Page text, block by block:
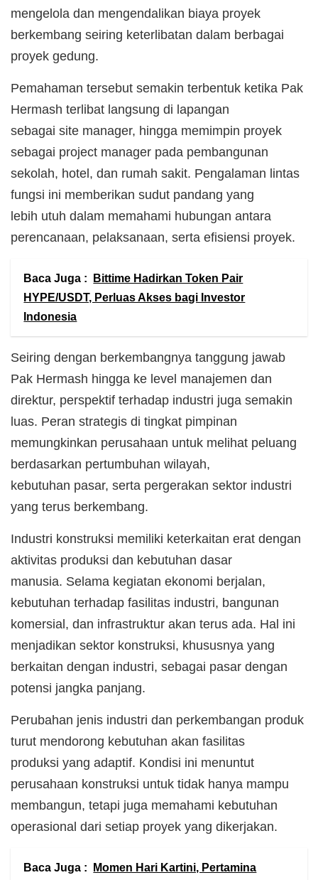
mengelola dan mengendalikan biaya proyek
berkembang seiring keterlibatan dalam berbagai
proyek gedung.
Pemahaman tersebut semakin terbentuk ketika Pak
Hermash terlibat langsung di lapangan
sebagai site manager, hingga memimpin proyek
sebagai project manager pada pembangunan
sekolah, hotel, dan rumah sakit. Pengalaman lintas
fungsi ini memberikan sudut pandang yang
lebih utuh dalam memahami hubungan antara
perencanaan, pelaksanaan, serta efisiensi proyek.
Baca Juga :
Bittime Hadirkan Token Pair
HYPE/USDT, Perluas Akses bagi Investor
Indonesia
Seiring dengan berkembangnya tanggung jawab
Pak Hermash hingga ke level manajemen dan
direktur, perspektif terhadap industri juga semakin
luas. Peran strategis di tingkat pimpinan
memungkinkan perusahaan untuk melihat peluang
berdasarkan pertumbuhan wilayah,
kebutuhan pasar, serta pergerakan sektor industri
yang terus berkembang.
Industri konstruksi memiliki keterkaitan erat dengan
aktivitas produksi dan kebutuhan dasar
manusia. Selama kegiatan ekonomi berjalan,
kebutuhan terhadap fasilitas industri, bangunan
komersial, dan infrastruktur akan terus ada. Hal ini
menjadikan sektor konstruksi, khususnya yang
berkaitan dengan industri, sebagai pasar dengan
potensi jangka panjang.
Perubahan jenis industri dan perkembangan produk
turut mendorong kebutuhan akan fasilitas
produksi yang adaptif. Kondisi ini menuntut
perusahaan konstruksi untuk tidak hanya mampu
membangun, tetapi juga memahami kebutuhan
operasional dari setiap proyek yang dikerjakan.
Baca Juga :
Momen Hari Kartini, Pertamina